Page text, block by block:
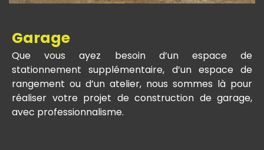
Garage
Que vous ayez besoin d’un espace de
stationnement supplémentaire, d’un espace de
rangement ou d’un atelier, nous sommes là pour
réaliser votre projet de construction de garage,
avec professionnalisme.